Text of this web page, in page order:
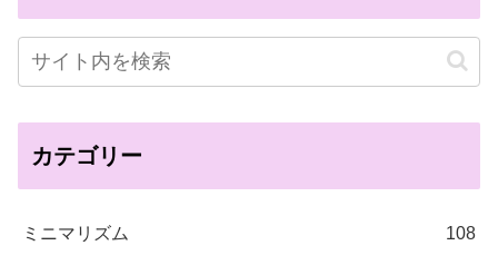
カテゴリー
ミニマリズム 108